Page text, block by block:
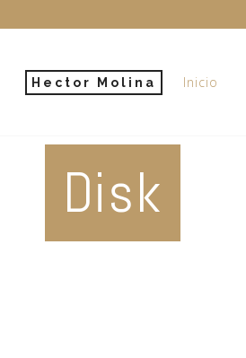
Hector Molina Inicio
Disk